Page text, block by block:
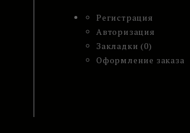
Регистрация
Авторизация
Закладки (0)
Оформление заказа